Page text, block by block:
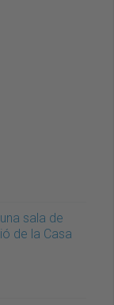
sala de
de la Casa